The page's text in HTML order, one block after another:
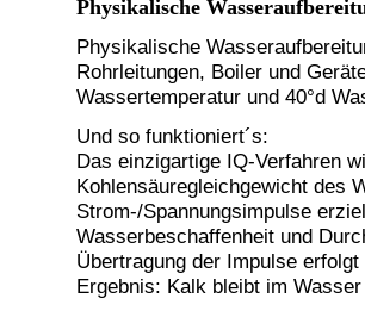
Physikalische
Physikalische
Rohrleitungen, Boiler und
Wassertemperatur und 40°d
Und so funktioniert´s:
Das einzigartige IQ-Verfahren
Kohlensäuregleichgewicht des
Strom-/Spannungsimpulse
Wasserbeschaffenheit und
Übertragung der Impulse
Ergebnis: Kalk bleibt im